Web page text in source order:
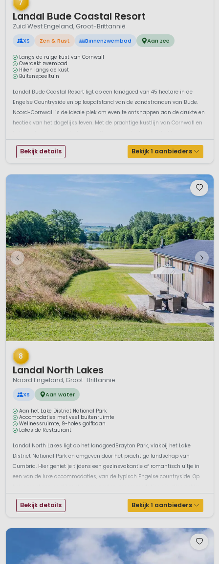
7
Landal Bude Coastal Resort
Zuid West Engeland, Groot-Brittannië
XS Zen & Rust Binnenzwembad Aan zee
Langs de ruige kust van Cornwall
Overdekt zwembad
Hiken langs de kust
Buitenspeeltuin
Landal Bude Coastal Resort ligt op een landgoed van 45 hectare in de
Engelse Countryside en op loopafstand van de zandstranden van Bude.
Noord-Cornwall is de ideale plek om even te ontsnappen aan de drukte en
hectiek van het dagelijks leven. Met de prachtige kustlijn van Cornwall en
Bekijk details Bekijk 1 aanbieders
1 / 12
8
Landal North Lakes
Noord Engeland, Groot-Brittannië
XS Aan water
Aan het Lake District National Park
Accomodaties met veel buitenruimte
Wellnessruimte, 9-holes golfbaan
Lakeside Restaurant
Landal North Lakes ligt op het landgoedBrayton Park, vlakbij het Lake
District National Park en omgeven door het prachtige landschap van
Cumbria. Hier geniet je tijdens een gezinsvakantie of romantisch uitje in
een van de luxe accommodaties, van de typisch Engelse countryside. Op
Bekijk details Bekijk 1 aanbieders